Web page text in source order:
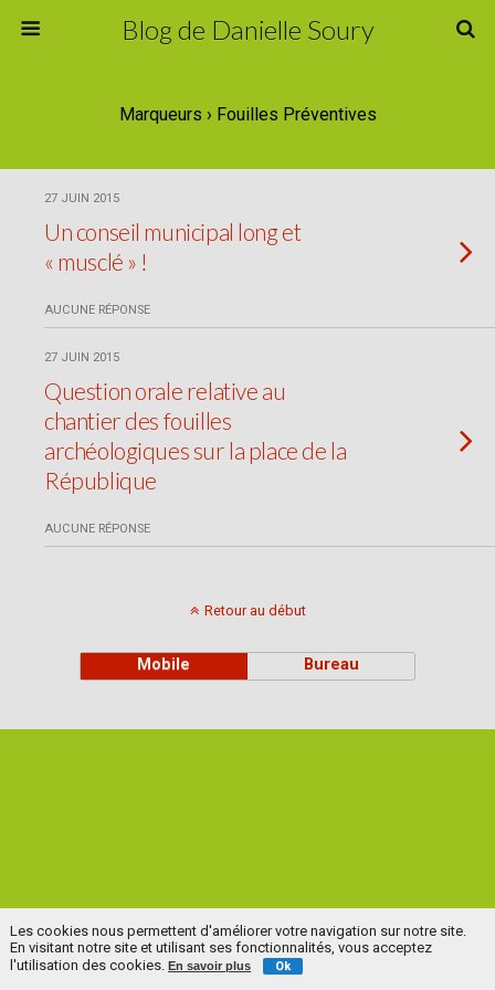
Blog de Danielle Soury
Marqueurs › Fouilles Préventives
27 JUIN 2015
Un conseil municipal long et
« musclé » !
AUCUNE RÉPONSE
27 JUIN 2015
Question orale relative au
chantier des fouilles
archéologiques sur la place de la
République
AUCUNE RÉPONSE
Retour au début
Mobile Bureau
Les cookies nous permettent d'améliorer votre navigation sur notre site.
En visitant notre site et utilisant ses fonctionnalités, vous acceptez
l'utilisation des cookies.En savoir plus Ok